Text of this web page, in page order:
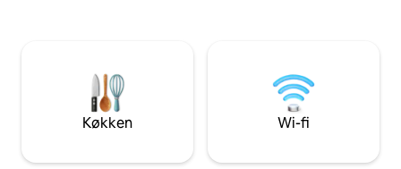
nedsænket i Hongkongs unikke
havkultur, før du træder på bådhuset.
The Black Dragon Houseboat is fully
equipped, whether it is a karaoke,
equipment, all provide the perfect place
fra løbestien ved
gang til
Island. Fredfyldt,
gode caféer og
Køkken Wi-fi